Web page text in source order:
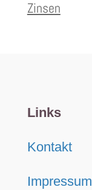
Zinsen
Links
Kontakt
Impressum